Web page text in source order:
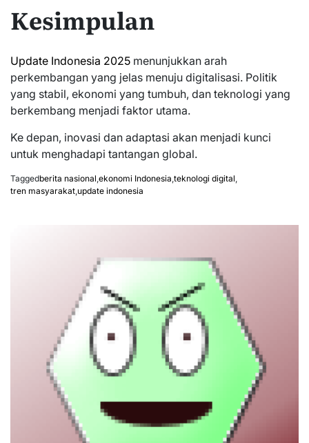
Kesimpulan
Update Indonesia 2025 menunjukkan arah
perkembangan yang jelas menuju digitalisasi. Politik
yang stabil, ekonomi yang tumbuh, dan teknologi yang
berkembang menjadi faktor utama.
Ke depan, inovasi dan adaptasi akan menjadi kunci
untuk menghadapi tantangan global.
Taggedberita nasional ekonomi Indonesia teknologi digital
tren masyarakat update indonesia